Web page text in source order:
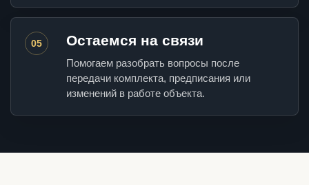
05 Остаемся на связи
Помогаем разобрать вопросы после
передачи комплекта, предписания или
изменений в работе объекта.